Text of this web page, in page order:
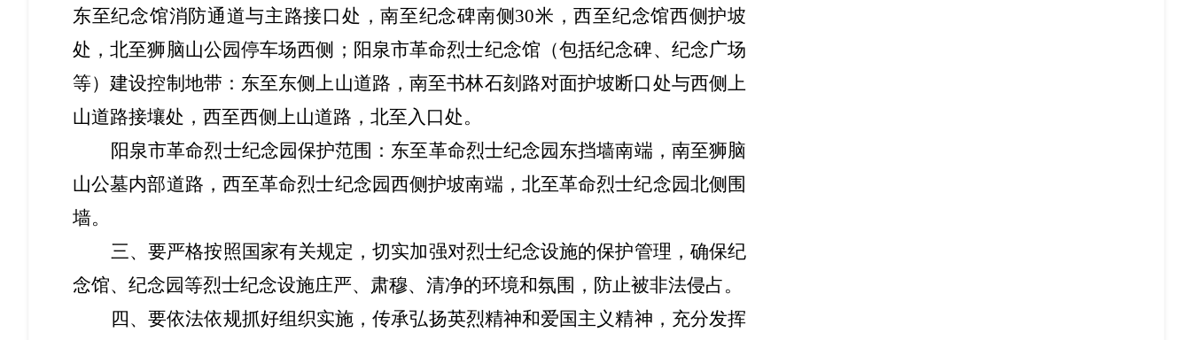
东至纪念馆消防通道与主路接口处，南至纪念碑南侧 30米 ，西至纪念馆西侧护坡
处 ，北至狮脑山公园停车场西侧；阳泉市革命烈士纪念馆（包括纪念碑、纪念广场
等）建设控制地带：东至东侧上山道路，南至书林石刻路对面护坡断口处与西侧上
山道路接壤处，西至西侧上山道路，北至入口处。
阳泉市革命烈士纪念园保护范围：东至革命烈士纪念园东挡墙南端，南至狮脑
山公墓内部道路，西至革命烈士纪念园西侧护坡南端，北至革命烈士纪念园北侧围
墙。
三、要严格按照 国家有关规定，切实加强对烈士纪念设施的保护管理， 确保纪
念馆、 纪念园等烈士纪念设施庄严、肃穆、清净的环境和氛围，防止被非法侵占。
四、要依法依规抓好组织实施，传承弘扬英烈精神和爱国主义精神，充分发挥